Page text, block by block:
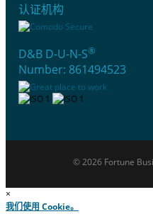
认证机构
D&B D-U-N-S®
Number: 861494523
© 2026 Fortune
×
我们使用 Cookie。